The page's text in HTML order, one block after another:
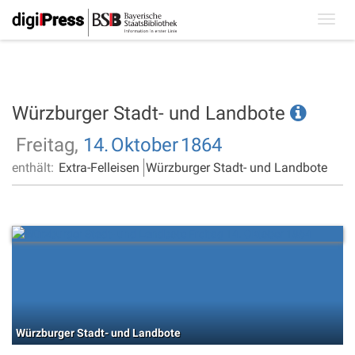
Würzburger Stadt- und Landbote
Freitag, 14.Oktober1864
enthält: Extra-Felleisen Würzburger Stadt- und Landbote
Würzburger Stadt- und Landbote